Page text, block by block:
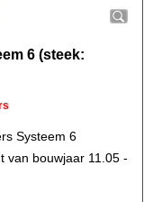
6 (steek:
Systeem 6
van bouwjaar 11.05 -